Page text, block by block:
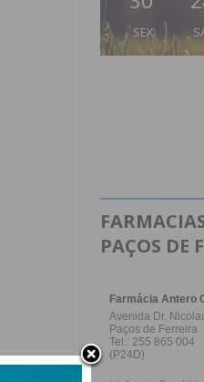
SEX
PAÇOS DE